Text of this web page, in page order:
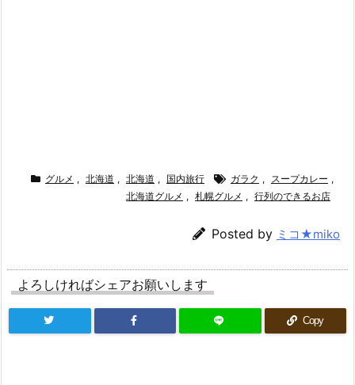
グルメ , 北海道 , 北海道 , 国内旅行 ガラク , スープカレー ,
北海道グルメ , 札幌グルメ , 行列のできるお店
Posted by ミコ★miko
よろしければシェアお願いします
Copy